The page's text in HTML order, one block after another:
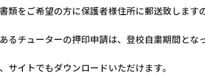
類をご希望の方に保護者様住所に郵送致します
るチューターの押印申請は、登校自粛期間とな
サイトでもダウンロードいただけます。